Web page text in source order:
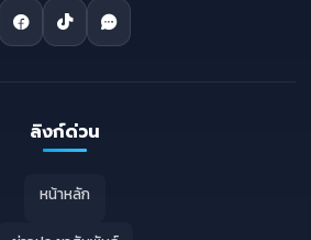
ลิงก์ด่วน
หน้าหลัก